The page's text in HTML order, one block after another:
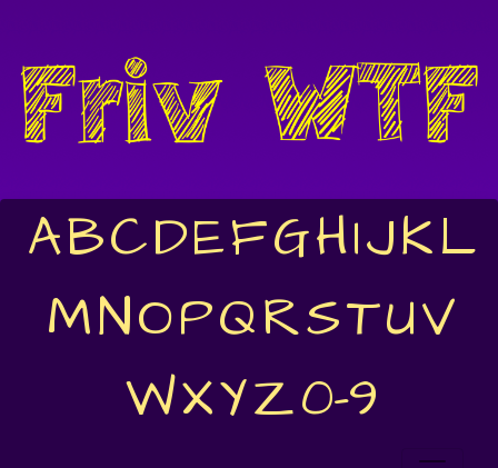
ABCDEFGHIJKL
MNOPQRSTUV
WXYZ0-9